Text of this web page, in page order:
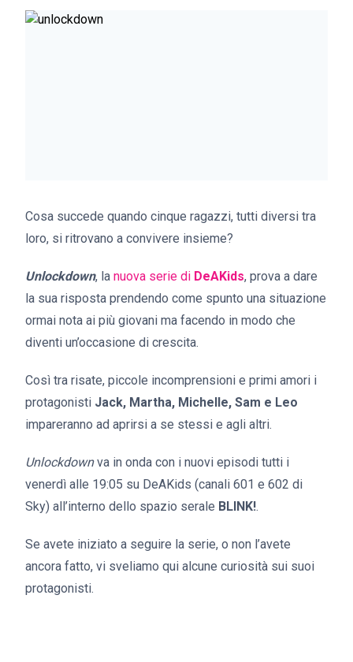
Cosa succede quando cinque ragazzi, tutti diversi tra
loro, si ritrovano a convivere insieme?
Unlockdown, la nuova serie di DeAKids, prova a dare
la sua risposta prendendo come spunto una situazione
ormai nota ai più giovani ma facendo in modo che
diventi un’occasione di crescita.
Così tra risate, piccole incomprensioni e primi amori i
protagonisti Jack, Martha, Michelle, Sam e Leo
impareranno ad aprirsi a se stessi e agli altri.
Unlockdownva in onda con i nuovi episodi tutti i
venerdì alle 19:05 su DeAKids (canali 601 e 602 di
Sky) all’interno dello spazio serale BLINK!.
Se avete iniziato a seguire la serie, o non l’avete
ancora fatto, vi sveliamo qui alcune curiosità sui suoi
protagonisti.